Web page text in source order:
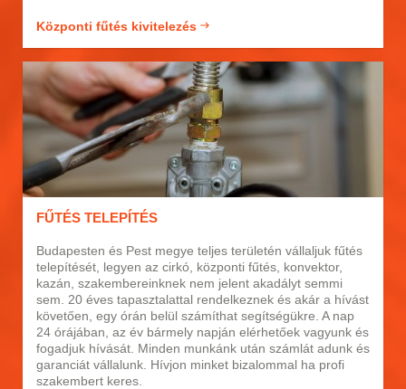
Központi fűtés kivitelezés
FŰTÉS TELEPÍTÉS
Budapesten és Pest megye teljes területén vállaljuk fűtés
telepítését, legyen az cirkó, központi fűtés, konvektor,
kazán, szakembereinknek nem jelent akadályt semmi
sem. 20 éves tapasztalattal rendelkeznek és akár a hívást
követően, egy órán belül számíthat segítségükre. A nap
24 órájában, az év bármely napján elérhetőek vagyunk és
fogadjuk hívását. Minden munkánk után számlát adunk és
garanciát vállalunk. Hívjon minket bizalommal ha profi
szakembert keres.